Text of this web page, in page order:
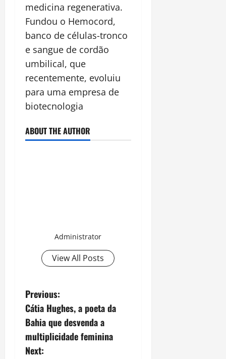
medicina regenerativa.
Fundou o Hemocord,
banco de células-tronco
e sangue de cordão
umbilical, que
recentemente, evoluiu
para uma empresa de
biotecnologia
ABOUT THE AUTHOR
Administrator
View All Posts
P
o
s
Previous:
Cátia Hughes, a poeta da
Bahia que desvenda a
multiplicidade feminina
Next: